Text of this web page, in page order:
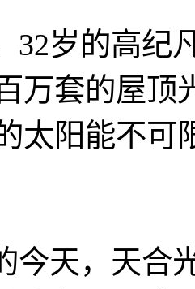
岁的高纪
万套的屋顶
太阳能不可
天，天合